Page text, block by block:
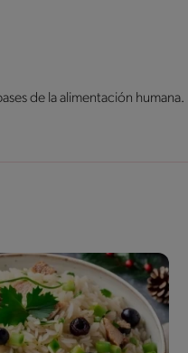
de la alimentación humana.